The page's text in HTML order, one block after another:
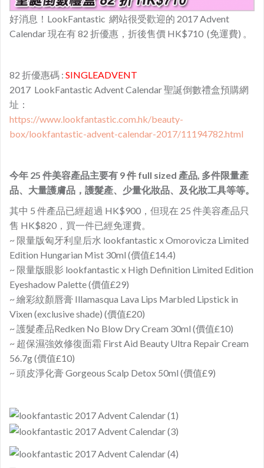
好消息！LookFantastic 網站很受歡迎的 2017 Advent
Calendar 現在有 82 折優惠，折後售價 HK$710 (免運費) 。
82 折優惠碼 : SINGLEADVENT
2017 LookFantastic Advent Calendar 聖誕倒數禮盒預購網
址：
https://www.lookfantastic.com.hk/beauty-
box/lookfantastic-advent-calendar-2017/11194782.html
今年 25 件美容產品主要有 9 件 full sized 產品, 多件限量產
品、大量護膚品，護髮產、少量化妝品、及化妝工具等等。
其中 5 件產品已經超過 HK$900，但現在 25 件美容產品只
售 HK$820，買一件已經免運費。
~ 限量版匈牙利皇后水 lookfantastic x Omorovicza Limited
Edition Hungarian Mist 30ml (價值£14.4)
~ 限量版眼影 lookfantastic x High Definition Limited Edition
Eyeshadow Palette (價值£29)
~ 繪彩紋顏唇膏 Illamasqua Lava Lips Marbled Lipstick in
Vixen (exclusive shade) (價值£20)
~ 護髮產品Redken No Blow Dry Cream 30ml (價值£10)
~ 超保濕強效修復面霜 First Aid Beauty Ultra Repair Cream
56.7g (價值£10)
~ 頭皮淨化膏 Gorgeous Scalp Detox 50ml (價值£9)